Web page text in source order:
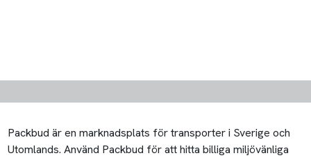
Packbud är en marknadsplats för transporter i Sverige och
Utomlands. Använd Packbud för att hitta billiga miljövänliga